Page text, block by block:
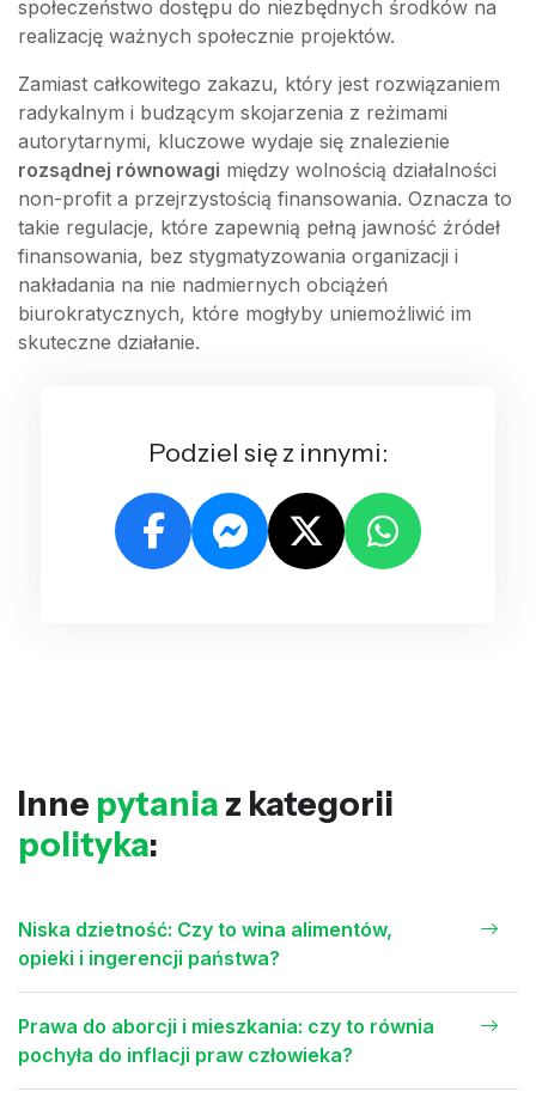
społeczeństwo dostępu do niezbędnych środków na
realizację ważnych społecznie projektów.
Zamiast całkowitego zakazu, który jest rozwiązaniem
radykalnym i budzącym skojarzenia z reżimami
autorytarnymi, kluczowe wydaje się znalezienie
rozsądnej równowagi między wolnością działalności
non-profit a przejrzystością finansowania. Oznacza to
takie regulacje, które zapewnią pełną jawność źródeł
finansowania, bez stygmatyzowania organizacji i
nakładania na nie nadmiernych obciążeń
biurokratycznych, które mogłyby uniemożliwić im
skuteczne działanie.
Podziel się z innymi:
Inne pytania z kategorii
polityka:
Niska dzietność: Czy to wina alimentów,
opieki i ingerencji państwa?
Prawa do aborcji i mieszkania: czy to równia
pochyła do inflacji praw człowieka?